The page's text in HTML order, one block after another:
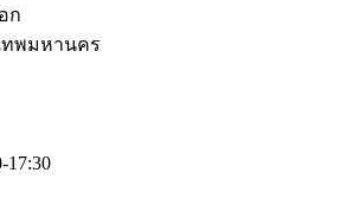
ก
ทพมหานคร
17:30